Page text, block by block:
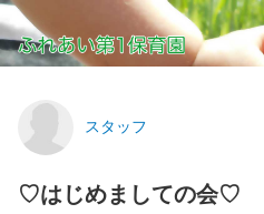
スタッフ
♡はじめましての会♡